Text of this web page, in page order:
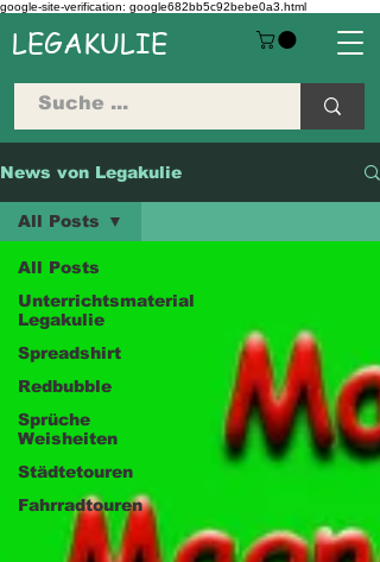
google-site-verification: google682bb5c92bebe0a3.html
LEGAKULIE
News von Legakulie
All Posts
Unterrichtsmaterial
Legakulie
Spreadshirt
Redbubble
Sprüche
Weisheiten
Städtetouren
Fahrradtouren
All Posts